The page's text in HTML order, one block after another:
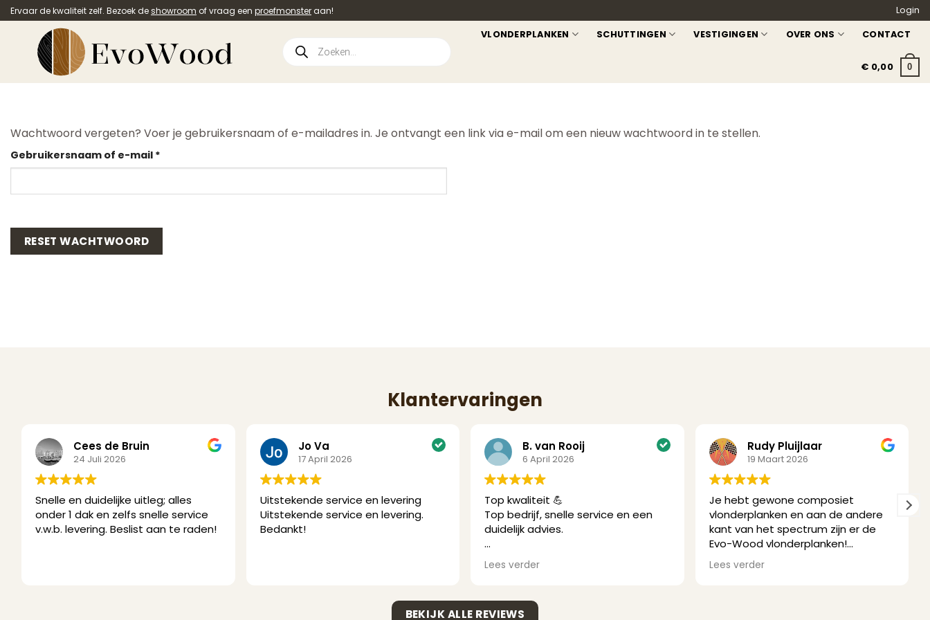
Ga
naar
Ervaar de kwaliteit zelf. Bezoek deshowroom of vraag een proefmonster aan! Login
Producten
zoeken
VLONDERPLANKEN SCHUTTINGEN VESTIGINGEN OVER ONS CONTACT
€ 0,00 0
Wachtwoord vergeten? Voer je gebruikersnaam of e-mailadres in. Je ontvangt een link via e-mail om een nieuw wachtwoord in te stellen.
Gebruikersnaam of e-mail *
RESET WACHTWOORD
Klantervaringen
Cees de Bruin
24 Juli 2026
Snelle en duidelijke uitleg; alles
onder 1 dak en zelfs snelle service
v.w.b. levering. Beslist aan te raden!
Jo Va
17 April 2026
Uitstekende service en levering
Uitstekende service en levering.
Bedankt!
B. van Rooij
6 April 2026
Top kwaliteit 💪
Top bedrijf, snelle service en een
duidelijk advies.
Wij hadden gekozen voor de
massieve planken.
hierdoor eenvoudig te monteren.
Lees verder
Rudy Pluijlaar
19 Maart 2026
Je hebt gewone composiet
vlonderplanken en aan de andere
kant van het spectrum zijn er de
Evo-Wood vlonderplanken!
Het begint al met het uiterst
verzorgde sample pakket dat je
Lees verder
BEKIJK ALLE REVIEWS